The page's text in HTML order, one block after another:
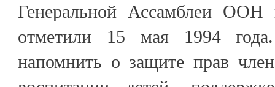
Генеральной Ассамблеи ООН
отметили 15 мая 1994
напомнить о защите прав